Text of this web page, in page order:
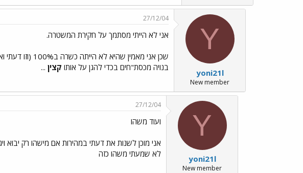
Y
yoni21l
New member
27/12/04
אני לא הייתי מסתמך על חקירת המשטרה.
שכן אני
בנויה מכסת"חים בכדי להגן על אותו קצין ...
Y
yoni21l
New member
27/12/04
ועוד משהו
אני מוכן לשנות את דעתי במהירות אם מישהו רק יבוא
לא שמעתי משהו כזה